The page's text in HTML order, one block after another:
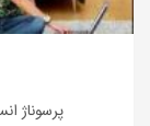
پرسوناژ